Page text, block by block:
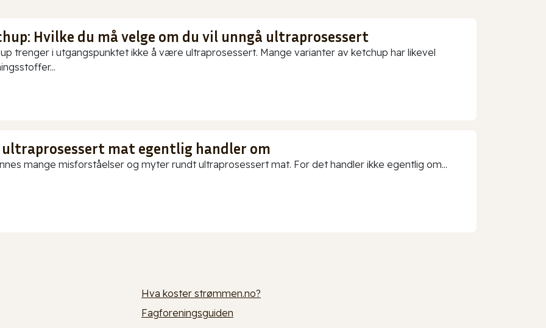
Hvilke du må velge om du vil unngå ultraprosessert
trenger i utgangspunktet ikke å være ultraprosessert. Mange varianter av ketchup har likevel
ultraprosessert mat egentlig handler om
mange misforståelser og myter rundt ultraprosessert mat. For det handler ikke egentlig om...
Hva koster strømmen.no?
Fagforeningsguiden